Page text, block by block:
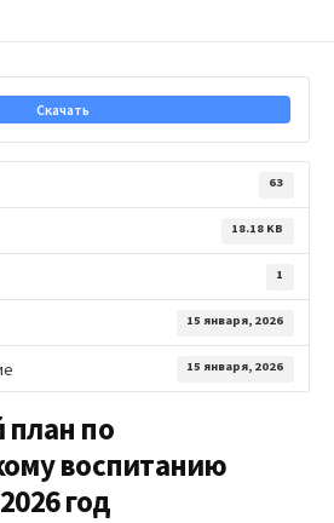
Скачать
63
18.18 KB
1
15 января, 2026
15 января, 2026
по
воспитанию
год